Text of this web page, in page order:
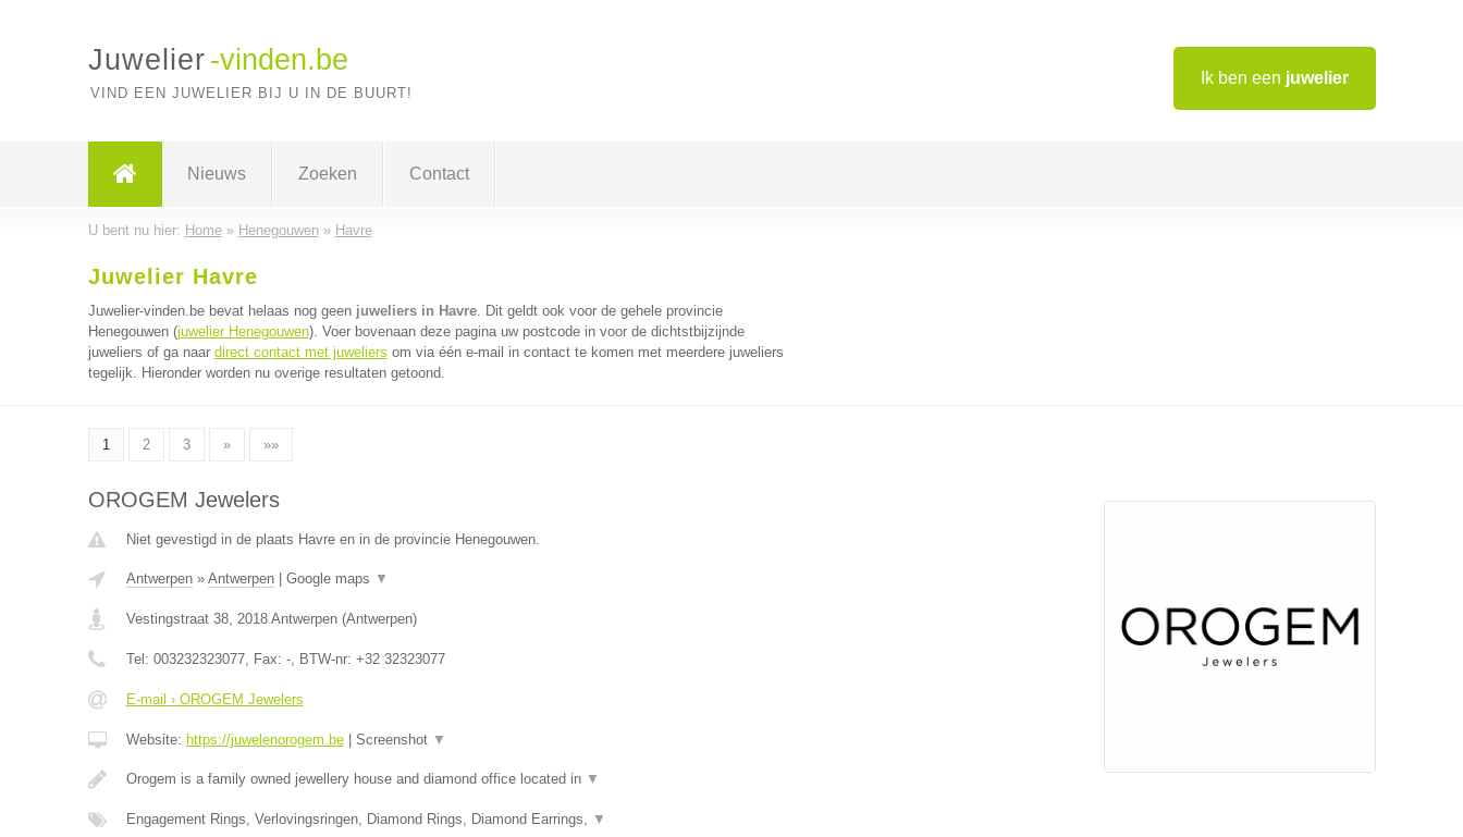
Ik ben een juwelier
Juwelier -vinden.be
VIND EEN JUWELIER BIJ U IN DE BUURT!
Nieuws Zoeken Contact
U bent nu hier: Home» Henegouwen» Havre
Juwelier Havre
Juwelier-vinden.be bevat helaas nog geen juweliers in Havre. Dit geldt ook voor de gehele provincie
Henegouwen (juwelier Henegouwen). Voer bovenaan deze pagina uw postcode in voor de dichtstbijzijnde
juweliers of ga naar direct contact met juweliers om via één e-mail in contact te komen met meerdere juweliers
tegelijk. Hieronder worden nu overige resultaten getoond.
1 2 3 » »»
OROGEM Jewelers
Niet gevestigd in de plaats Havre en in de provincie Henegouwen.
Antwerpen» Antwerpen| Google maps ▼
Vestingstraat 38, 2018 Antwerpen(Antwerpen)
Tel: 003232323077, Fax: -, BTW-nr: +32 32323077
E-mail › OROGEM Jewelers
Website: https://juwelenorogem.be| Screenshot ▼
Orogem is a family owned jewellery house and diamond office located in ▼
Engagement Rings, Verlovingsringen, Diamond Rings, Diamond Earrings, ▼